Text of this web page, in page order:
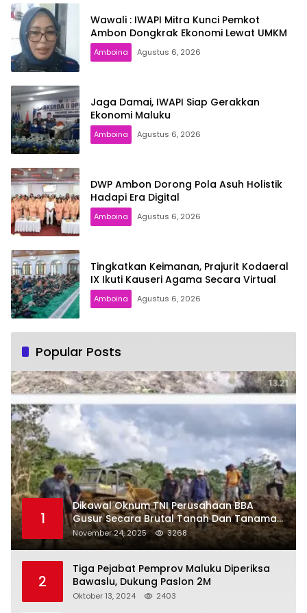
Wawali : IWAPI Mitra Kunci Pemkot
Ambon Dongkrak Ekonomi Lewat UMKM
Amboina Agustus 6, 2026
Jaga Damai, IWAPI Siap Gerakkan
Ekonomi Maluku
Amboina Agustus 6, 2026
DWP Ambon Dorong Pola Asuh Holistik
Hadapi Era Digital
Amboina Agustus 6, 2026
Tingkatkan Keimanan, Prajurit Kodaeral
IX Ikuti Kauseri Agama Secara Virtual
Amboina Agustus 6, 2026
Popular Posts
1
Dikawal Oknum TNI Perusahaan BBA
Gusur Secara Brutal Tanah Dan Tanaman
Warga, Akademisi Unpatti Minta Pangdam
Tertibkan Anggotanya
November 24, 2025 3268
2
Tiga Pejabat Pemprov Maluku Diperiksa
Bawaslu, Dukung Paslon 2M
Oktober 13, 2024 2403